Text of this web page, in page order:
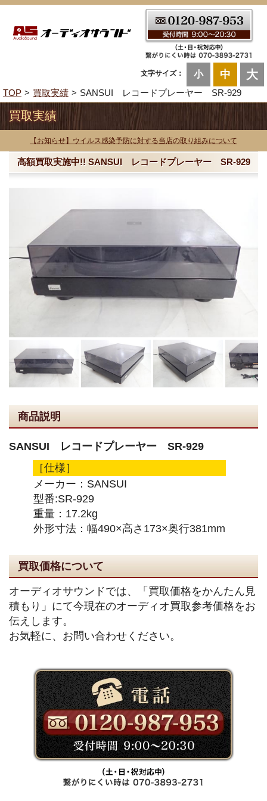
文字サイズ： 小 中 大
TOP 買取実績 SANSUI レコードプレーヤー SR-929
買取実績
【お知らせ】ウイルス感染予防に対する当店の取り組みについて
高額買取実施中!! SANSUI レコードプレーヤー SR-929
商品説明
SANSUI レコードプレーヤー SR-929
［仕様］
メーカー：SANSUI
型番:SR-929
重量：17.2kg
外形寸法：幅490×高さ173×奥行381mm
買取価格について
オーディオサウンドでは、「買取価格をかんたん見
積もり」にて今現在のオーディオ買取参考価格をお
伝えします。
お気軽に、お問い合わせください。